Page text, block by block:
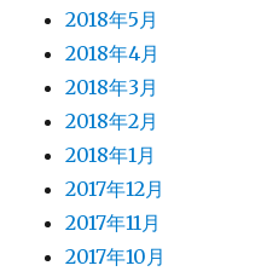
2018年5月
2018年4月
2018年3月
2018年2月
2018年1月
2017年12月
2017年11月
2017年10月